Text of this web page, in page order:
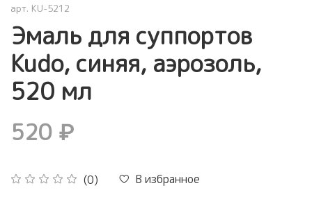
арт. KU-5212
Эмаль для суппортов
Kudo, синяя, аэрозоль,
520 мл
(0) В избранное
520 ₽